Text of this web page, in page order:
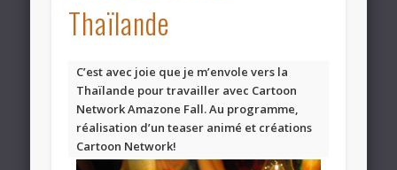
Thaïlande
C’est avec joie que je m’envole vers la
Thaïlande pour travailler avec Cartoon
Network Amazone Fall. Au programme,
réalisation d’un teaser animé et créations
Cartoon Network!